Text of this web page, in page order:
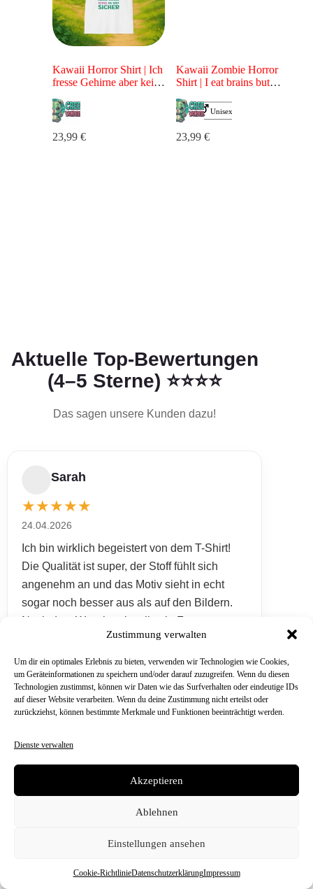
Zustimmung verwalten
Um dir ein optimales Erlebnis zu bieten, verwenden wir Technologien wie Cookies,
um Geräteinformationen zu speichern und/oder darauf zuzugreifen. Wenn du diesen
Technologien zustimmst, können wir Daten wie das Surfverhalten oder eindeutige IDs
auf dieser Website verarbeiten. Wenn du deine Zustimmung nicht erteilst oder
zurückziehst, können bestimmte Merkmale und Funktionen beeinträchtigt werden.
Dienste verwalten
Akzeptieren
Ablehnen
Einstellungen ansehen
Cookie-RichtlinieDatenschutzerklärungImpressum
Kawaii Horror Shirt | Ich
fresse Gehirne aber keine
Kawaii Zombie Bär |
23,99 €
Kawaii Zombie Horror
Shirt | I eat brains but
Kawaii Zombie Bär
23,99 €
Aktuelle Top-Bewertungen
(4–5 Sterne) ⭐⭐⭐⭐
Das sagen unsere Kunden dazu!
Sarah
★★★★★
24.04.2026
Ich bin wirklich begeistert von dem T-Shirt!
Die Qualität ist super, der Stoff fühlt sich
angenehm an und das Motiv sieht in echt
sogar noch besser aus als auf den Bildern.
Nach dem Waschen ist alles in Form
geblieben und die Farben sind immer noch
kräftig. Werde definitiv noch eins bestellen!
★★★★☆
gibt viele unterschiedliche Farben die man